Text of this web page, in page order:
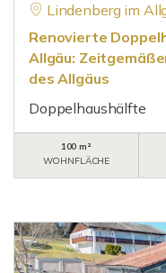
Lindenberg im
Renovierte
Allgäu:
des Allgäus
Doppelhaushälfte
100 m²
WOHNFLÄCHE